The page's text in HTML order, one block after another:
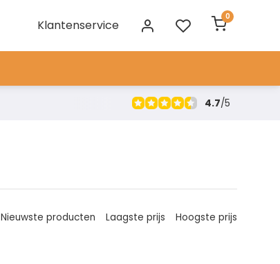
Klantenservice
0
4.7/5
Nieuwste producten Laagste prijs Hoogste prijs